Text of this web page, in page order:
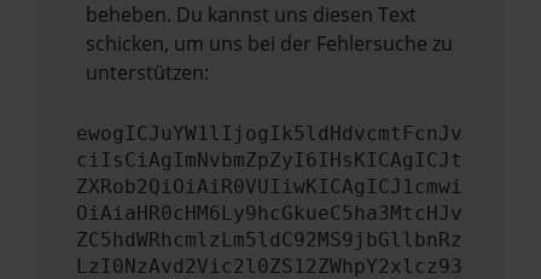
beheben. Du kannst uns diesen Text
schicken, um uns bei der Fehlersuche zu
unterstützen:
ewogICJuYW1lIjogIk5ldHdvcmtFcnJv
ciIsCiAgImNvbmZpZyI6IHsKICAgICJt
ZXRob2QiOiAiR0VUIiwKICAgICJ1cmwi
OiAiaHR0cHM6Ly9hcGkueC5ha3MtcHJv
ZC5hdWRhcmlzLm5ldC92MS9jbGllbnRz
LzI0NzAvd2Vic2l0ZS12ZWhpY2xlcz93